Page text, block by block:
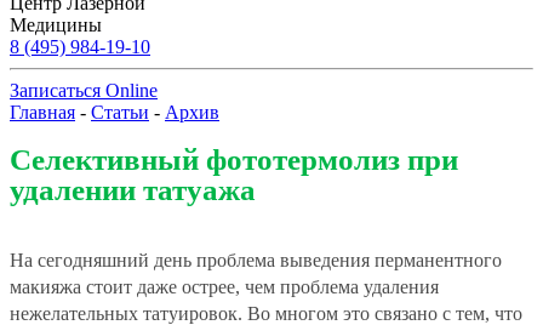
Медицины
8 (495) 984-19-10
Записаться Online
Главная - Статьи - Архив
Селективный фототермолиз при
удалении татуажа
На сегодняшний день проблема выведения перманентного
макияжа стоит даже острее, чем проблема удаления
нежелательных татуировок. Во многом это связано с тем, что